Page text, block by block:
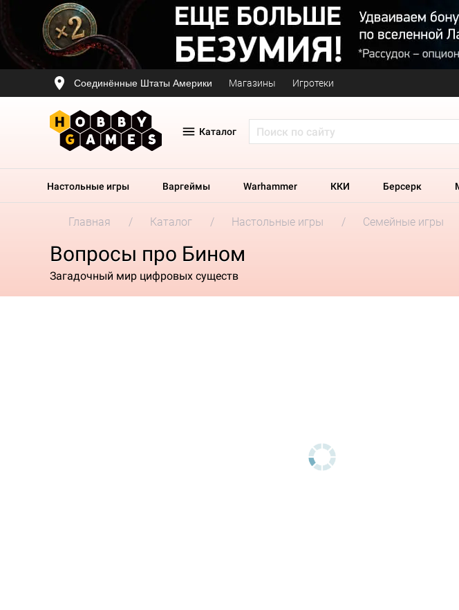
Соединённые Штаты Америки Магазины Игротеки
Каталог
Настольные игры Варгеймы Warhammer ККИ Берсерк
Главная Каталог Настольные игры Семейные игры
Вопросы про Бином
Загадочный мир цифровых существ